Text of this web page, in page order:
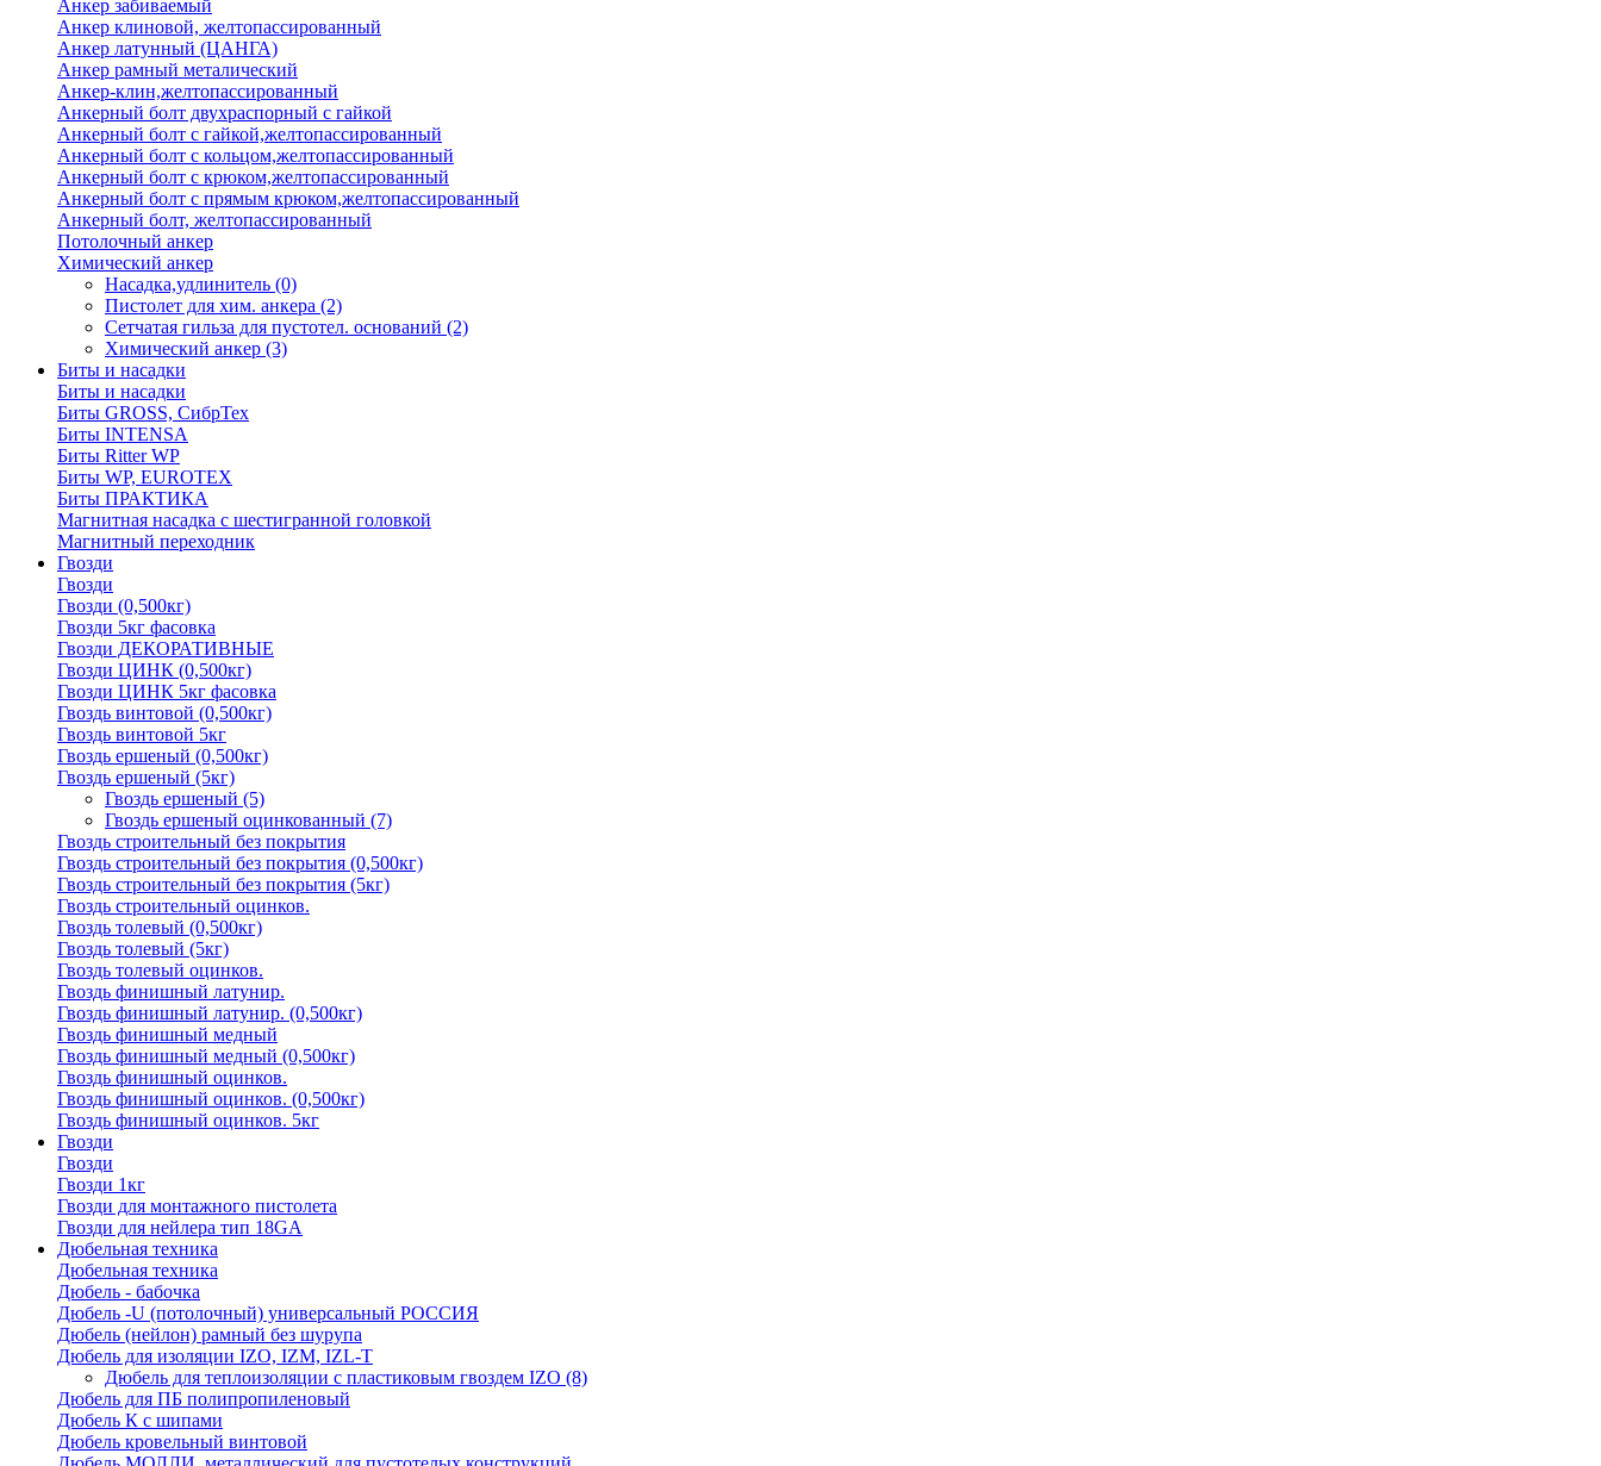
Анкер забиваемый
Анкер клиновой, желтопассированный
Анкер латунный (ЦАНГА)
Анкер рамный металический
Анкер-клин,желтопассированный
Анкерный болт двухраспорный с гайкой
Анкерный болт с гайкой,желтопассированный
Анкерный болт с кольцом,желтопассированный
Анкерный болт с крюком,желтопассированный
Анкерный болт с прямым крюком,желтопассированный
Анкерный болт, желтопассированный
Потолочный анкер
Химический анкер
Насадка,удлинитель (0)
Пистолет для хим. анкера (2)
Сетчатая гильза для пустотел. оснований (2)
Химический анкер (3)
Биты и насадки
Биты и насадки
Биты GROSS, СибрТех
Биты INTENSA
Биты Ritter WP
Биты WP, EUROTEX
Биты ПРАКТИКА
Магнитная насадка с шестигранной головкой
Магнитный переходник
Гвозди
Гвозди
Гвозди (0,500кг)
Гвозди 5кг фасовка
Гвозди ДЕКОРАТИВНЫЕ
Гвозди ЦИНК (0,500кг)
Гвозди ЦИНК 5кг фасовка
Гвоздь винтовой (0,500кг)
Гвоздь винтовой 5кг
Гвоздь ершеный (0,500кг)
Гвоздь ершеный (5кг)
Гвоздь ершеный (5)
Гвоздь ершеный оцинкованный (7)
Гвоздь строительный без покрытия
Гвоздь строительный без покрытия (0,500кг)
Гвоздь строительный без покрытия (5кг)
Гвоздь строительный оцинков.
Гвоздь толевый (0,500кг)
Гвоздь толевый (5кг)
Гвоздь толевый оцинков.
Гвоздь финишный латунир.
Гвоздь финишный латунир. (0,500кг)
Гвоздь финишный медный
Гвоздь финишный медный (0,500кг)
Гвоздь финишный оцинков.
Гвоздь финишный оцинков. (0,500кг)
Гвоздь финишный оцинков. 5кг
Гвозди
Гвозди
Гвозди 1кг
Гвозди для монтажного пистолета
Гвозди для нейлера тип 18GA
Дюбельная техника
Дюбельная техника
Дюбель - бабочка
Дюбель -U (потолочный) универсальный РОССИЯ
Дюбель (нейлон) рамный без шурупа
Дюбель для изоляции IZO, IZM, IZL-T
Дюбель для теплоизоляции с пластиковым гвоздем IZO (8)
Дюбель для ПБ полипропиленовый
Дюбель К с шипами
Дюбель кровельный винтовой